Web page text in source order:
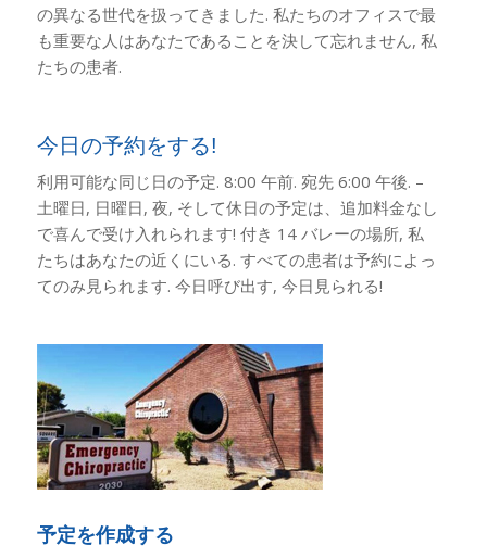
の異なる世代を扱ってきました. 私たちのオフィスで最
も重要な人はあなたであることを決して忘れません, 私
たちの患者.
今日の予約をする!
利用可能な同じ日の予定. 8:00 午前. 宛先 6:00 午後. –
土曜日, 日曜日, 夜, そして休日の予定は、追加料金なし
で喜んで受け入れられます! 付き 14 バレーの場所, 私
たちはあなたの近くにいる. すべての患者は予約によっ
てのみ見られます. 今日呼び出す, 今日見られる!
予定を作成する